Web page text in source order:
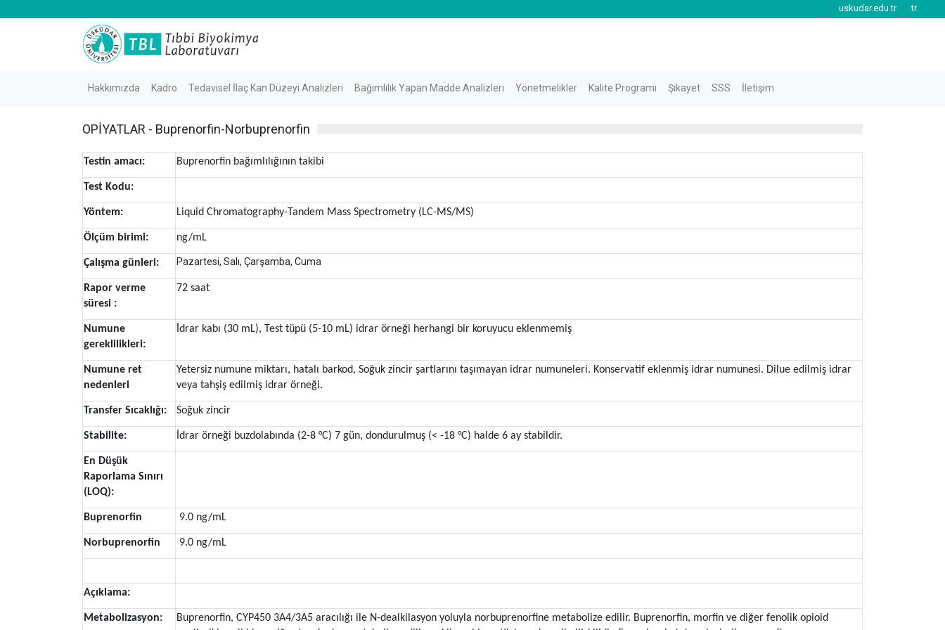
uskudar.edu.tr tr
Hakkımızda Kadro Tedavisel İlaç Kan Düzeyi Analizleri Bağımlılık Yapan Madde Analizleri Yönetmelikler Kalite Programı Şikayet SSS İletişim
OPİYATLAR - Buprenorfin-Norbuprenorfin
Testin amacı: Buprenorfin bağımlılığının takibi
Test Kodu:
Yöntem: Liquid Chromatography-Tandem Mass Spectrometry (LC-MS/MS)
Ölçüm birimi: ng/mL
Çalışma günleri: Pazartesi, Salı, Çarşamba, Cuma
Rapor verme
süresi :
72 saat
Numune
gereklilikleri:
İdrar kabı (30 mL), Test tüpü (5-10 mL) idrar örneği herhangi bir koruyucu eklenmemiş
Numune ret
nedenleri
Yetersiz numune miktarı, hatalı barkod, Soğuk zincir şartlarını taşımayan idrar numuneleri. Konservatif eklenmiş idrar numunesi. Dilue edilmiş idrar
veya tahşiş edilmiş idrar örneği.
Transfer Sıcaklığı: Soğuk zincir
Stabilite: İdrar örneği buzdolabında (2-8 °C) 7 gün, dondurulmuş (< -18 °C) halde 6 ay stabildir.
En Düşük
Raporlama Sınırı
(LOQ):
Buprenorfin 9.0 ng/mL
Norbuprenorfin 9.0 ng/mL
Açıklama:
Metabolizasyon:
Buprenorfin, CYP450 3A4/3A5 aracılığı ile N-dealkilasyon yoluyla norbuprenorfine metabolize edilir. Buprenorfin, morfin ve diğer fenolik opioid